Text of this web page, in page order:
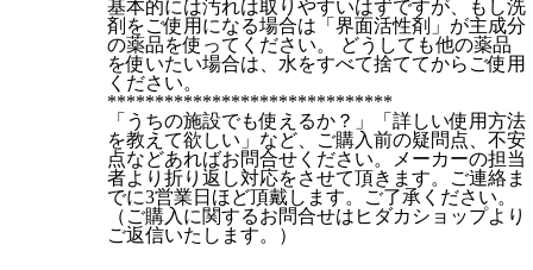
基本的には汚れは取りやすいはずですが、もし洗
剤をご使用になる場合は「界面活性剤」が主成分
の薬品を使ってください。 どうしても他の薬品
を使いたい場合は、水をすべて捨ててからご使用
ください。
******************************
「うちの施設でも使えるか？」「詳しい使用方法
を教えて欲しい」など、ご購入前の疑問点、不安
点などあればお問合せください。メーカーの担当
者より折り返し対応をさせて頂きます。ご連絡ま
でに3営業日ほど頂戴します。ご了承ください。
（ご購入に関するお問合せはヒダカショップより
ご返信いたします。）